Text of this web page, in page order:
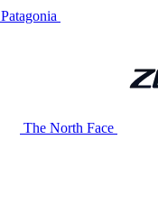
Patagonia
The North Face